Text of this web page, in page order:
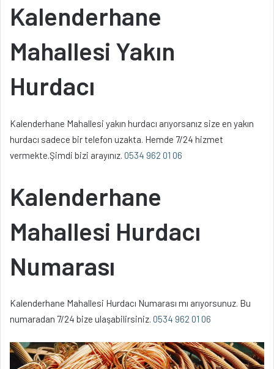
Kalenderhane
Mahallesi Yakın
Hurdacı
Kalenderhane Mahallesi yakın hurdacı arıyorsanız size en yakın
hurdacı sadece bir telefon uzakta. Hemde 7/24 hizmet
vermekte.Şimdi bizi arayınız. 0534 962 01 06
Kalenderhane
Mahallesi Hurdacı
Numarası
Kalenderhane Mahallesi Hurdacı Numarası mı arıyorsunuz. Bu
numaradan 7/24 bize ulaşabilirsiniz. 0534 962 01 06